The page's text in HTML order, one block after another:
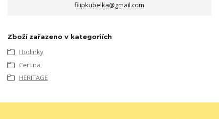
filipkubelka@gmail.com
Zboží zařazeno v kategoriích
Hodinky
Certina
HERITAGE